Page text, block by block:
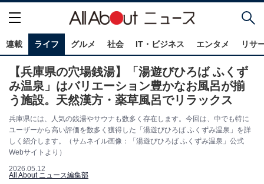
連載 ライフ グルメ 社会 IT・ビジネス エンタメ リサ
【兵庫県の穴場銭湯】「湯遊びひろば ふくず
み温泉」はバリエーション豊かなお風呂が揃
う施設。天然漢方・薬草風呂でリラックス
兵庫県には、人気の銭湯やサウナも数多く存在します。今回は、中でも特に
ユーザーから高い評価を数多く獲得した「湯遊びひろば ふくずみ温泉」を詳
しく紹介します。（サムネイル画像：「湯遊びひろば ふくずみ温泉」公式
Webサイトより）
2026.05.12
All About ニュース編集部